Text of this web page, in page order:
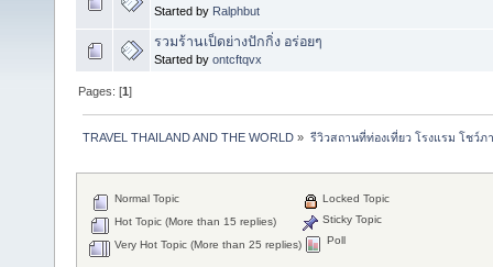
Started by Ralphbut
รวมร้านเป็ดย่างปักกิ่ง อร่อยๆ
Started by ontcftqvx
Pages: [1]
TRAVEL THAILAND AND THE WORLD » รีวิวสถานที่ท่องเที่ยว โรงแรม โชว์ภ
Normal Topic
Hot Topic (More than 15 replies)
Very Hot Topic (More than 25 replies)
Locked Topic
Sticky Topic
Poll